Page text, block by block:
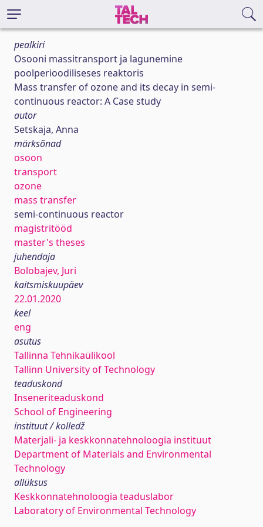
pealkiri
Osooni massitransport ja lagunemine
poolperioodiliseses reaktoris
Mass transfer of ozone and its decay in semi-
continuous reactor: A Case study
autor
Setskaja, Anna
märksõnad
osoon
transport
ozone
mass transfer
semi-continuous reactor
magistritööd
master's theses
juhendaja
Bolobajev, Juri
kaitsmiskuupäev
22.01.2020
keel
eng
asutus
Tallinna Tehnikaülikool
Tallinn University of Technology
teaduskond
Inseneriteaduskond
School of Engineering
instituut / kolledž
Materjali- ja keskkonnatehnoloogia instituut
Department of Materials and Environmental
Technology
allüksus
Keskkonnatehnoloogia teaduslabor
Laboratory of Environmental Technology